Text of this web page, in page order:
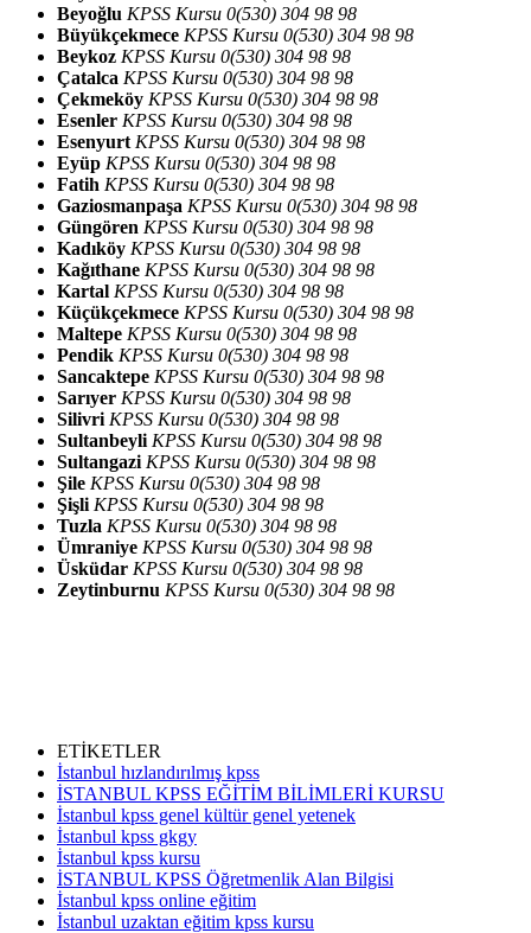
Beyoğlu KPSS Kursu 0(530) 304 98 98
Büyükçekmece KPSS Kursu 0(530) 304 98 98
Beykoz KPSS Kursu 0(530) 304 98 98
Çatalca KPSS Kursu 0(530) 304 98 98
Çekmeköy KPSS Kursu 0(530) 304 98 98
Esenler KPSS Kursu 0(530) 304 98 98
Esenyurt KPSS Kursu 0(530) 304 98 98
Eyüp KPSS Kursu 0(530) 304 98 98
Fatih KPSS Kursu 0(530) 304 98 98
Gaziosmanpaşa KPSS Kursu 0(530) 304 98 98
Güngören KPSS Kursu 0(530) 304 98 98
Kadıköy KPSS Kursu 0(530) 304 98 98
Kağıthane KPSS Kursu 0(530) 304 98 98
Kartal KPSS Kursu 0(530) 304 98 98
Küçükçekmece KPSS Kursu 0(530) 304 98 98
Maltepe KPSS Kursu 0(530) 304 98 98
Pendik KPSS Kursu 0(530) 304 98 98
Sancaktepe KPSS Kursu 0(530) 304 98 98
Sarıyer KPSS Kursu 0(530) 304 98 98
Silivri KPSS Kursu 0(530) 304 98 98
Sultanbeyli KPSS Kursu 0(530) 304 98 98
Sultangazi KPSS Kursu 0(530) 304 98 98
Şile KPSS Kursu 0(530) 304 98 98
Şişli KPSS Kursu 0(530) 304 98 98
Tuzla KPSS Kursu 0(530) 304 98 98
Ümraniye KPSS Kursu 0(530) 304 98 98
Üsküdar KPSS Kursu 0(530) 304 98 98
Zeytinburnu KPSS Kursu 0(530) 304 98 98
ETİKETLER
İstanbul hızlandırılmış kpss
İSTANBUL KPSS EĞİTİM BİLİMLERİ KURSU
İstanbul kpss genel kültür genel yetenek
İstanbul kpss gkgy
İstanbul kpss kursu
İSTANBUL KPSS Öğretmenlik Alan Bilgisi
İstanbul kpss online eğitim
İstanbul uzaktan eğitim kpss kursu